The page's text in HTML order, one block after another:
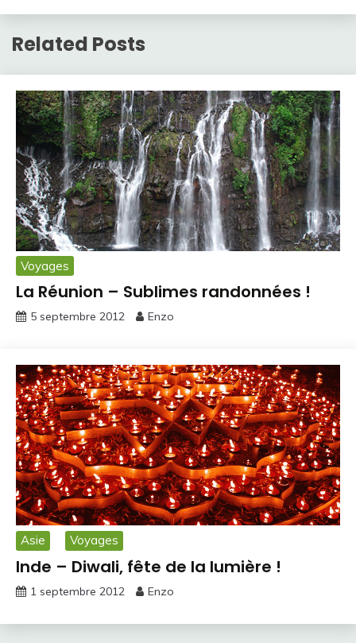
Related Posts
Voyages
La Réunion – Sublimes randonnées !
5 septembre 2012 Enzo
Asie Voyages
Inde – Diwali, fête de la lumière !
1 septembre 2012 Enzo